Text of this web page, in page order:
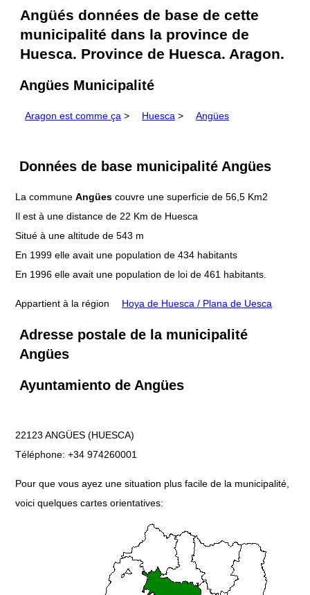
Angüés données de base de cette
municipalité dans la province de
Huesca. Province de Huesca. Aragon.
Angües Municipalité
Aragon est comme ça > Huesca > Angües
Données de base municipalité Angües
La commune Angües couvre une superficie de 56,5 Km2
Il est à une distance de 22 Km de Huesca
Situé à une altitude de 543 m
En 1999 elle avait une population de 434 habitants
En 1996 elle avait une population de loi de 461 habitants.
Appartient à la région Hoya de Huesca / Plana de Uesca
Adresse postale de la municipalité
Angües
Ayuntamiento de Angües
22123 ANGÜES (HUESCA)
Téléphone: +34 974260001
Pour que vous ayez une situation plus facile de la municipalité,
voici quelques cartes orientatives: